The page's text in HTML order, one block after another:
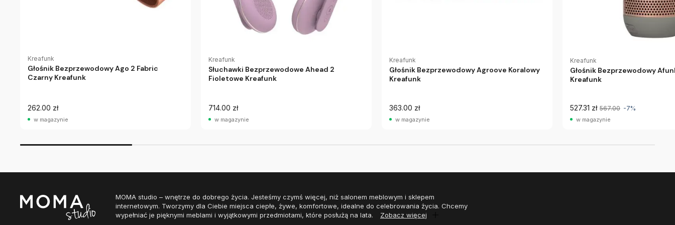
Kreafunk
Głośnik Bezprzewodowy Ago 2 Fabric
Czarny Kreafunk
262.00 zł
w magazynie
Kreafunk
Słuchawki Bezprzewodowe Ahead 2
Fioletowe Kreafunk
714.00 zł
w magazynie
Kreafunk
Głośnik Bezprzewodowy Agroove Koralowy
Kreafunk
363.00 zł
w magazynie
Kreafunk
Głośnik Bezprzewodowy
Kreafunk
527.31 zł 567.00 -7%
w magazynie
MOMA studio – wnętrze do dobrego życia. Jesteśmy czymś więcej, niż salonem meblowym i sklepem
internetowym. Tworzymy dla Ciebie miejsca ciepłe, żywe, komfortowe, idealne do celebrowania życia. Chcemy
wypełniać je pięknymi meblami i wyjątkowymi przedmiotami, które posłużą na lata.
Zobacz więcej